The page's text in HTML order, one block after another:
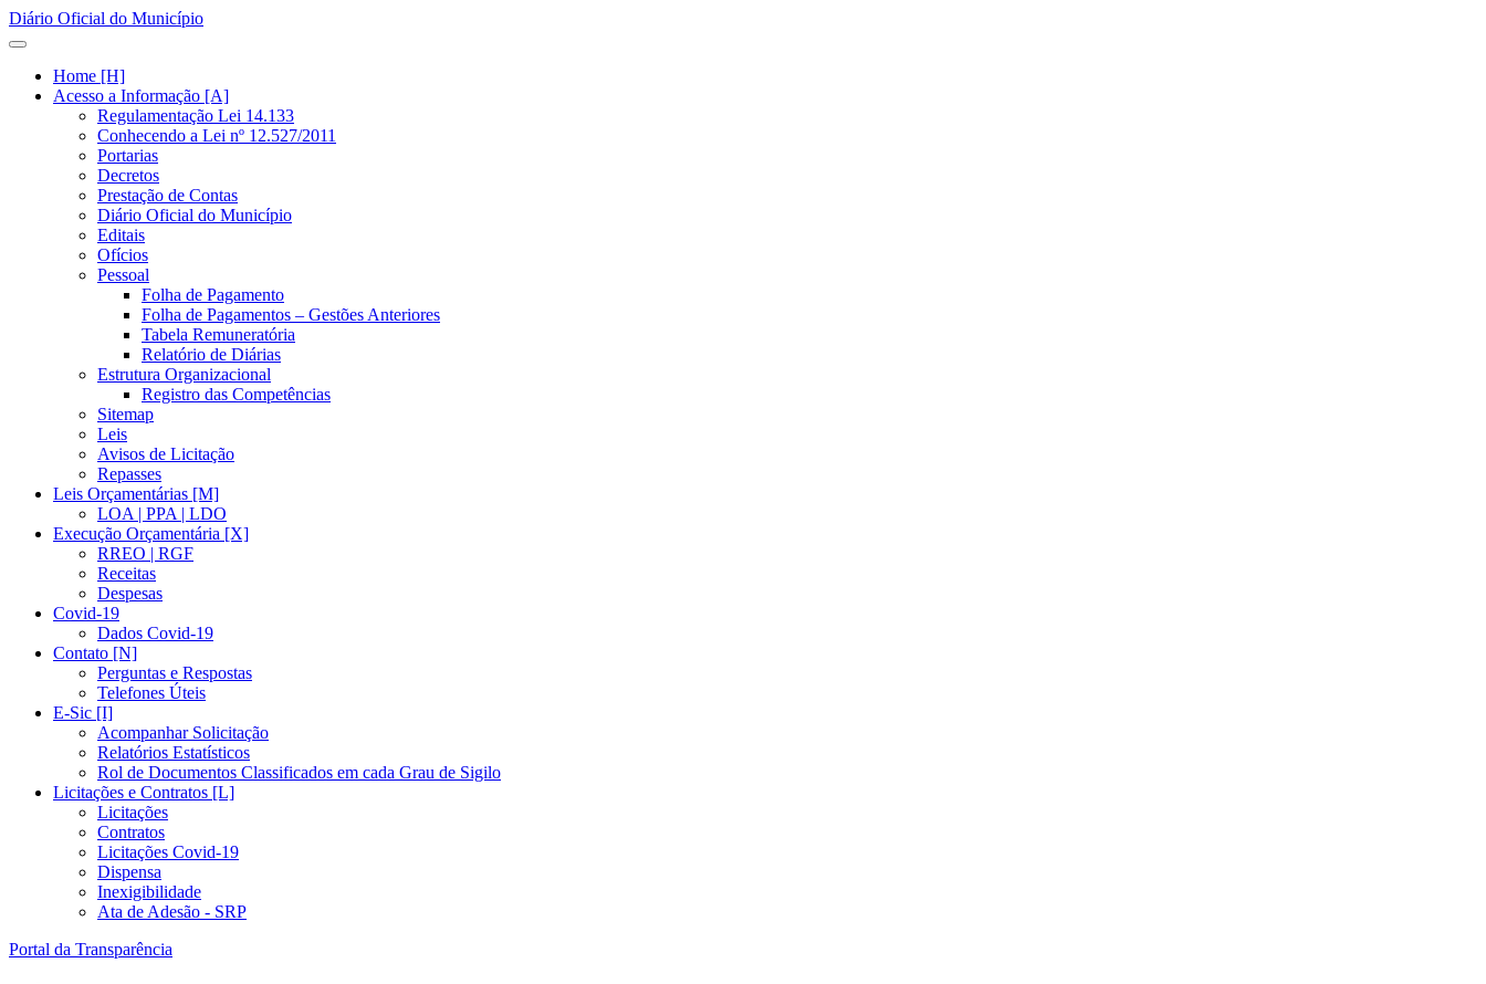
Diário Oficial do Município
Home [H]
Acesso a Informação [A]
Regulamentação Lei 14.133
Conhecendo a Lei nº 12.527/2011
Portarias
Decretos
Prestação de Contas
Diário Oficial do Município
Editais
Ofícios
Pessoal
Folha de Pagamento
Folha de Pagamentos – Gestões Anteriores
Tabela Remuneratória
Relatório de Diárias
Estrutura Organizacional
Registro das Competências
Sitemap
Leis
Avisos de Licitação
Repasses
Leis Orçamentárias [M]
LOA | PPA | LDO
Execução Orçamentária [X]
RREO | RGF
Receitas
Despesas
Covid-19
Dados Covid-19
Contato [N]
Perguntas e Respostas
Telefones Úteis
E-Sic [I]
Acompanhar Solicitação
Relatórios Estatísticos
Rol de Documentos Classificados em cada Grau de Sigilo
Licitações e Contratos [L]
Licitações
Contratos
Licitações Covid-19
Dispensa
Inexigibilidade
Ata de Adesão - SRP
Portal da Transparência